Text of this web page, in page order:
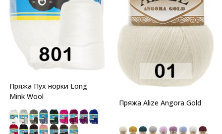
Пряжа Пух норки Long
Mink Wool
Пряжа Alize Angora Gold